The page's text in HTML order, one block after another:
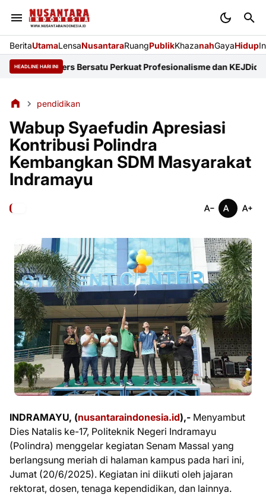
BeritaUtamaLensaNusantaraRuangPublikKhazanahGayaHidup
HEADLINE HARI INI
Pers Bersatu Perkuat Profesionalisme dan KEJDiduga
pendidikan
Wabup Syaefudin Apresiasi
Kontribusi Polindra
Kembangkan SDM Masyarakat
Indramayu
INDRAMAYU, (nusantaraindonesia.id),- Menyambut
Dies Natalis ke-17, Politeknik Negeri Indramayu
(Polindra) menggelar kegiatan Senam Massal yang
berlangsung meriah di halaman kampus pada hari ini,
Jumat (20/6/2025). Kegiatan ini diikuti oleh jajaran
rektorat, dosen, tenaga kependidikan, dan lainnya.